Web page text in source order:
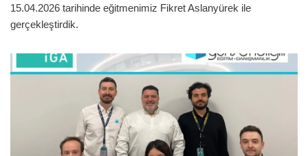
15.04.2026 tarihinde eğitmenimiz Fikret Aslanyürek ile
gerçekleştirdik.